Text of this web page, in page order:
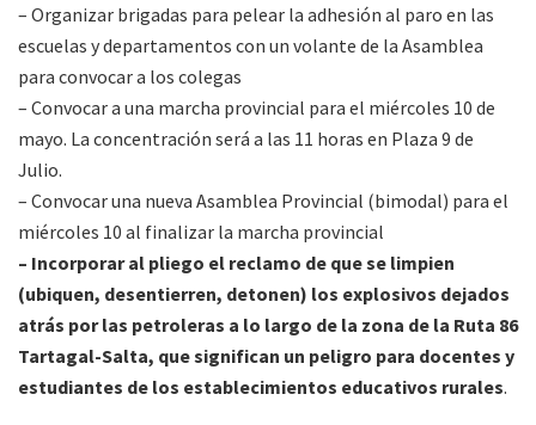
– Organizar brigadas para pelear la adhesión al paro en las
escuelas y departamentos con un volante de la Asamblea
para convocar a los colegas
– Convocar a una marcha provincial para el miércoles 10 de
mayo. La concentración será a las 11 horas en Plaza 9 de
Julio.
– Convocar una nueva Asamblea Provincial (bimodal) para el
miércoles 10 al finalizar la marcha provincial
– Incorporar al pliego el reclamo de que se limpien
(ubiquen, desentierren, detonen) los explosivos dejados
atrás por las petroleras a lo largo de la zona de la Ruta 86
Tartagal-Salta, que significan un peligro para docentes y
estudiantes de los establecimientos educativos rurales.